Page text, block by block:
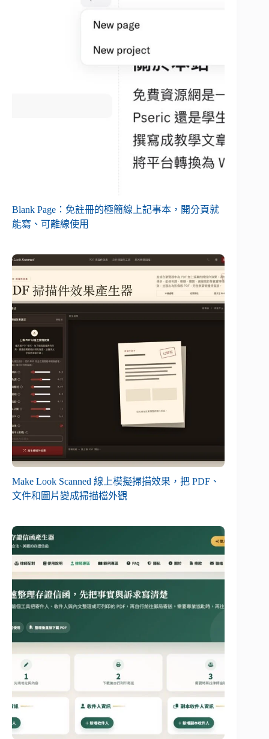
Blank Page：免註冊的極簡線上記事本，開分頁就
能寫、可離線使用
Make Look Scanned 線上模擬掃描效果，把 PDF、
文件和圖片變成掃描檔外觀